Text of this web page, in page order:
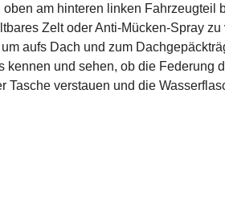
am hinteren linken Fahrzeugteil
Zelt oder Anti-Mücken-Spray
aufs Dach und zum
kennen und sehen, ob die Federung
Tasche verstauen und die